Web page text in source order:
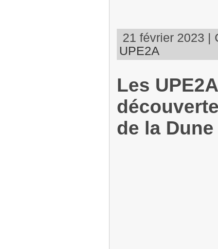
21 février 2023 |
UPE2A
Les
de la